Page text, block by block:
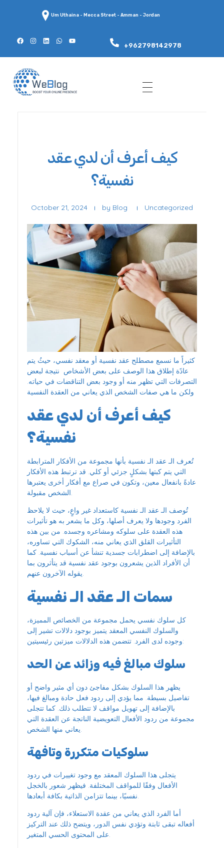
Um Uthaina - Mecca Street - Amman - Jordan
+962798142978
كيف أعرف أن لدي عقد
نفسية؟
October 21, 2024 by Blog Uncategorized
كثيراً ما نسمع مصطلح عقد نفسية أو معقد نفسي، حيثُ يتم
عادًة إطلاق هذا الوصف على بعض الأشخاص نتيجة لبعض
التصرفات التي تظهر منه أو وجود بعض التناقضات في حياته.
ولكن ما هي صفات الشخص الذي يعاني من العقدة النفسية
كيف أعرف أن لدي عقد
نفسية؟
تُعرف الـ عقد الـ نفسية بأنها مجموعة من الأفكار المترابطة
التي يتم كبتها بشكلٍ جزئي أو كلي. قد ترتبط هذه الأفكار
عادةً بانفعال معين، وتكون في صراع مع أفكار أخرى يعتبرها
الشخص مقبولة.
تُوصف الـ عقد الـ نفسية كاستعداد غير واعٍ، حيث لا يلاحظ
الفرد وجودها ولا يعرف أصلها، وكل ما يشعر به هو تأثيرات
هذه العقدة على سلوكه ومشاعره وجسده. من بين هذه
التأثيرات القلق الذي يعاني منه، الشكوك التي تساوره،
بالإضافة إلى اضطرابات جسدية تنشأ عن أسباب نفسية. كما
أن الأفراد الذين يشعرون بوجود عقد نفسية قد يتأثرون بما
يقوله الآخرون عنهم.
سمات الـ عقد الـ نفسية
كل سلوك نفسي يحمل مجموعة من الخصائص المميزة،
والسلوك النفسي المعقد يتميز بوجود دلالات تشير إلى
وجوده لدى الفرد. تتضمن هذه الدلالات ميزتين رئيسيتين:
سلوك مبالغ فيه وزائد عن الحد
يظهر هذا السلوك بشكل مفاجئ دون أي مثير واضح أو
تفاصيل بسيطة. مما يؤدي إلى ردود فعل حادة ومبالغ فيها،
بالإضافة إلى تهويل مواقف لا تتطلب ذلك. كما تتجلى
مجموعة من ردود الأفعال التعويضية الناتجة عن العقدة التي
يعاني منها الشخص.
سلوكيات متكررة وتافهة
يتجلى هذا السلوك المعقد مع وجود تغييرات في ردود
الأفعال وفقًا للمواقف المختلفة. فيظهر شعور بالخجل
نفسيًا، بينما تتزامن الذاتية بكافة أبعادها.
أما الفرد الذي يعاني من عقدة الاستعلاء، فإن آلية ردود
أفعاله تبقى ثابتة وتؤدي نفس الدور، ويتضح ذلك عند التركيز
على المحتوى الحسي المتغير.